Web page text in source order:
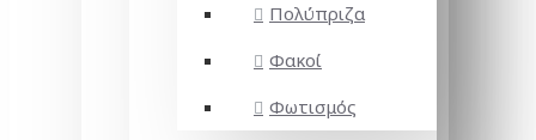
Πολύπριζα
Φακοί
Φωτισμός